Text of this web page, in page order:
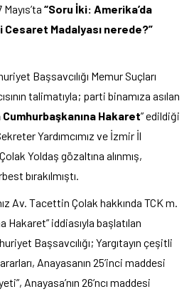
Mayıs’ta “Soru İki: Amerika’da
Cesaret Madalyası nerede?”
Başsavcılığı Memur Suçları
talimatıyla; parti binamıza asılan
Hakaret” edildiği
Yardımcımız ve İzmir İl
Yoldaş gözaltına alınmış,
bırakılmıştı.
Av. Tacettin Çolak hakkında TCK m.
Hakaret” iddiasıyla başlatılan
Başsavcılığı; Yargıtayın çeşitli
Anayasanın 25’inci maddesi
Anayasa’nın 26’ncı maddesi